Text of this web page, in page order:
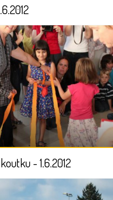
- 1.6.2012